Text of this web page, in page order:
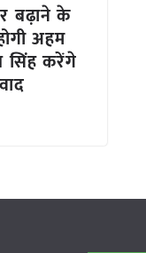
बढ़ाने के
अहम
सिंह करेंगे